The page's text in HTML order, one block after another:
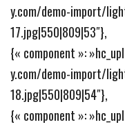
y.com/demo-import/
17.jpg|550|809|53″},
{« component »:
y.com/demo-import/
18.jpg|550|809|54″},
{« component »: